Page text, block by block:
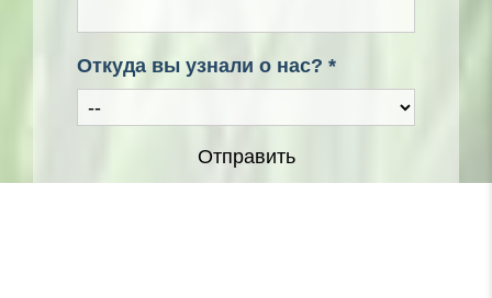
Откуда вы узнали о нас? *
Отправить